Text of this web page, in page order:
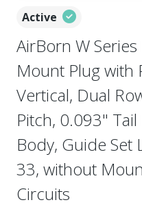
Active
AirBorn W
Mount Plug with
Vertical, Dual
Pitch, 0.093"
Body, Guide Set
33, without
Circuits